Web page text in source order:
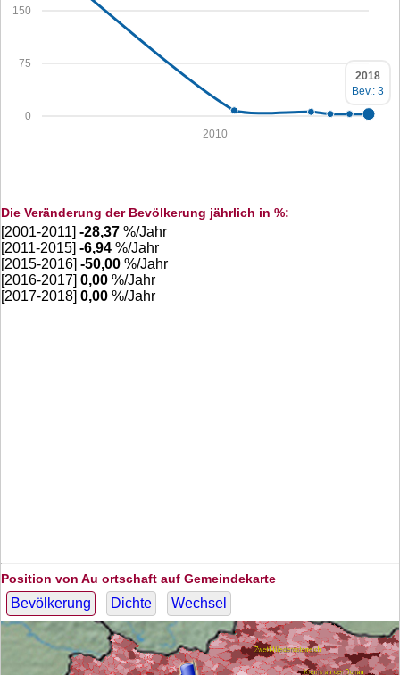
0
75
150
2010
2018
Bev.: 3
Die Veränderung der Bevölkerung jährlich in %:
[2001-2011] -28,37 %/Jahr
[2011-2015] -6,94 %/Jahr
[2015-2016] -50,00 %/Jahr
[2016-2017] 0,00 %/Jahr
[2017-2018] 0,00 %/Jahr
Position von Au ortschaft auf Gemeindekarte
Bevölkerung Dichte Wechsel